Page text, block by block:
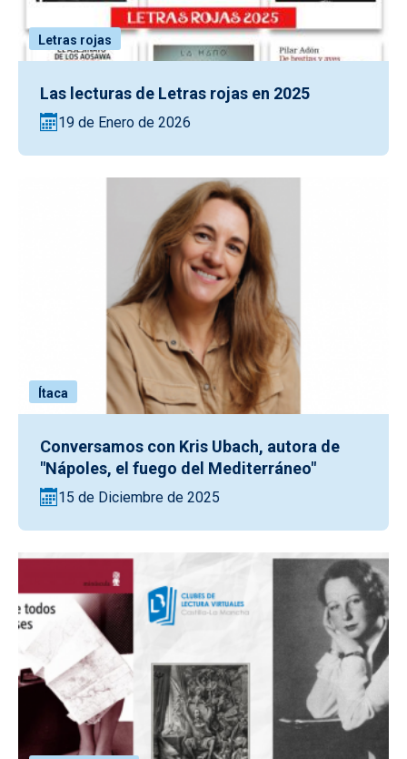
Letras rojas
Las lecturas de Letras rojas en 2025
19 de Enero de 2026
Ítaca
Conversamos con Kris Ubach, autora de
"Nápoles, el fuego del Mediterráneo"
15 de Diciembre de 2025